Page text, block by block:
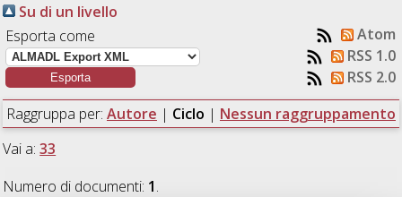
Su di un livello
Esporta come
Atom
RSS 1.0
RSS 2.0
Raggruppa per: Autore | Ciclo | Nessun raggruppamento
Vai a:33
Numero di documenti: 1.